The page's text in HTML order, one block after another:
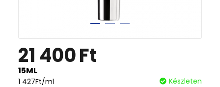
21 400Ft
15ML
1 427Ft/ml Készleten